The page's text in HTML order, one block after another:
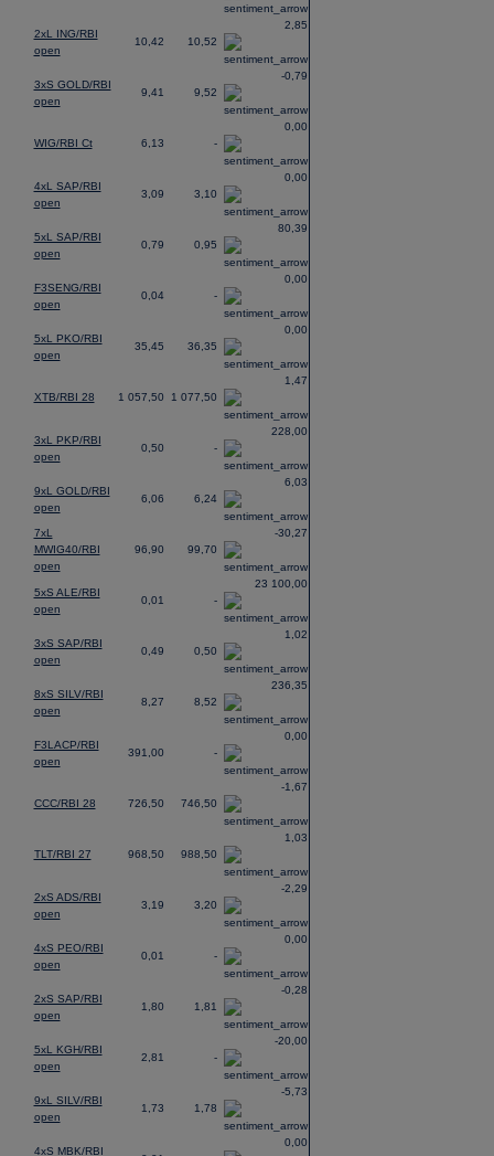
2xL ING/RBI
open
10,42 10,52
2,85
3xS GOLD/RBI
open
9,41 9,52
-0,79
WIG/RBI Ct 6,13 -
0,00
4xL SAP/RBI
open
3,09 3,10
0,00
5xL SAP/RBI
open
0,79 0,95
80,39
F3SENG/RBI
open
0,04 -
0,00
5xL PKO/RBI
open
35,45 36,35
0,00
XTB/RBI 28 1 057,50 1 077,50
1,47
3xL PKP/RBI
open
0,50 -
228,00
9xL GOLD/RBI
open
6,06 6,24
6,03
7xL
MWIG40/RBI
open
96,90 99,70
-30,27
5xS ALE/RBI
open
0,01 -
23 100,00
3xS SAP/RBI
open
0,49 0,50
1,02
8xS SILV/RBI
open
8,27 8,52
236,35
F3LACP/RBI
open
391,00 -
0,00
CCC/RBI 28 726,50 746,50
-1,67
TLT/RBI 27 968,50 988,50
1,03
2xS ADS/RBI
open
3,19 3,20
-2,29
4xS PEO/RBI
open
0,01 -
0,00
2xS SAP/RBI
open
1,80 1,81
-0,28
5xL KGH/RBI
open
2,81 -
-20,00
9xL SILV/RBI
open
1,73 1,78
-5,73
4xS MBK/RBI
0,00